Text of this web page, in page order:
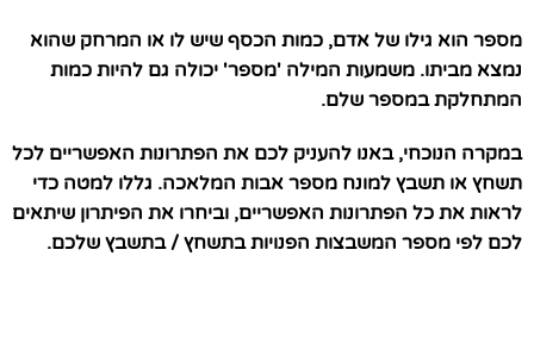
מספר הוא גילו של אדם, כמות הכסף שיש לו או המרחק שהוא
נמצא מביתו. משמעות המילה 'מספר' יכולה גם להיות כמות
המתחלקת במספר שלם.
במקרה הנוכחי, באנו להעניק לכם את הפתרונות האפשריים לכל
תשחץ או תשבץ למונח מספר אבות המלאכה. גללו למטה כדי
לראות את כל הפתרונות האפשריים, וביחרו את הפיתרון שיתאים
לכם לפי מספר המשבצות הפנויות בתשחץ / בתשבץ שלכם.